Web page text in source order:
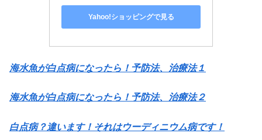
Yahoo!ショッピングで見る
海水魚が白点病になったら！予防法、治療法１
海水魚が白点病になったら！予防法、治療法２
白点病？違います！それはウーディニウム病です！